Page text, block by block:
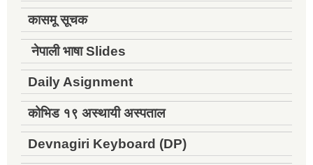
कासमू सूचक
नेपाली भाषा Slides
Daily Asignment
कोभिड १९ अस्थायी अस्पताल
Devnagiri Keyboard (DP)